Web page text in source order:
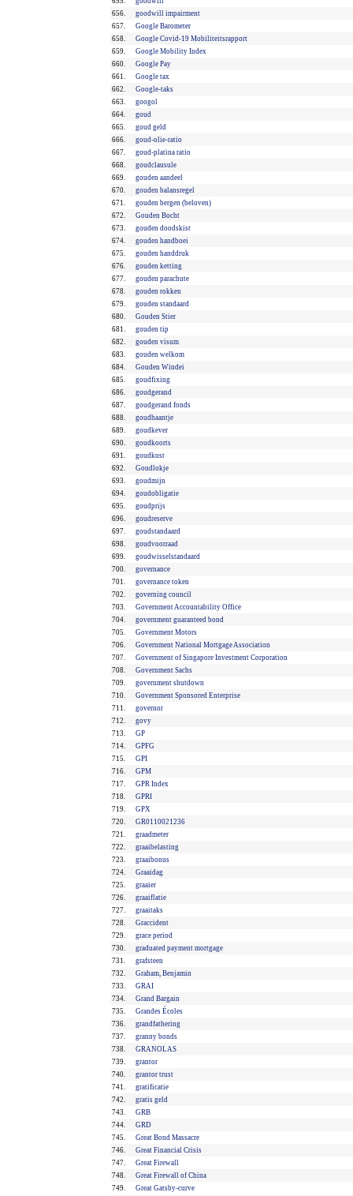
656.
goodwill impairment
657.
Google Barometer
658.
Google Covid-19 Mobiliteitsrapport
659.
Google Mobility Index
660.
Google Pay
661.
Google tax
662.
Google-taks
663.
googol
664.
goud
665.
goud geld
666.
goud-olie-ratio
667.
goud-platina ratio
668.
goudclausule
669.
gouden aandeel
670.
gouden balansregel
671.
gouden bergen (beloven)
672.
Gouden Bocht
673.
gouden doodskist
674.
gouden handboei
675.
gouden handdruk
676.
gouden ketting
677.
gouden parachute
678.
gouden rokken
679.
gouden standaard
680.
Gouden Stier
681.
gouden tip
682.
gouden visum
683.
gouden welkom
684.
Gouden Windei
685.
goudfixing
686.
goudgerand
687.
goudgerand fonds
688.
goudhaantje
689.
goudkever
690.
goudkoorts
691.
goudkust
692.
Goudlokje
693.
goudmijn
694.
goudobligatie
695.
goudprijs
696.
goudreserve
697.
goudstandaard
698.
goudvoorraad
699.
goudwisselstandaard
700.
governance
701.
governance token
702.
governing council
703.
Government Accountability Office
704.
government guaranteed bond
705.
Government Motors
706.
Government National Mortgage Association
707.
Government of Singapore Investment Corporation
708.
Government Sachs
709.
government shutdown
710.
Government Sponsored Enterprise
711.
governor
712.
govy
713.
GP
714.
GPFG
715.
GPI
716.
GPM
717.
GPR Index
718.
GPRI
719.
GPX
720.
GR0110021236
721.
graadmeter
722.
graaibelasting
723.
graaibonus
724.
Graaidag
725.
graaier
726.
graaiflatie
727.
graaitaks
728.
Graccident
729.
grace period
730.
graduated payment mortgage
731.
grafsteen
732.
Graham, Benjamin
733.
GRAI
734.
Grand Bargain
735.
Grandes Écoles
736.
grandfathering
737.
granny bonds
738.
GRANOLAS
739.
grantor
740.
grantor trust
741.
gratificatie
742.
gratis geld
743.
GRB
744.
GRD
745.
Great Bond Massacre
746.
Great Financial Crisis
747.
Great Firewall
748.
Great Firewall of China
749.
Great Gatsby-curve